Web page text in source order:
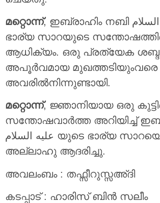
മറ്റൊന്ന്, ഇബ്രാഹിം നബി عليه السلام യുടെ
ഭാര്യ സാറയുടെ
ആധിക്യം. ഒരു പ്രത്യേക
അപൂര്‍വമായ മുഖത്തടിയുംവരെ
അവരില്‍നിന്നുണ്ടായി.
മറ്റൊന്ന്, ജ്ഞാനിയായ ഒരു
സന്തോഷവാര്‍ത്ത അറിയിച്ച്
عليه السلام യുടെ ഭാര്യ സാറയെയും
അല്ലാഹു ആദരിച്ചു.
അവലംബം : തഫ്സീറുസ്സഅ്ദി
കടപ്പാട് : ഹാരിസ് ബിന്‍ സലീം